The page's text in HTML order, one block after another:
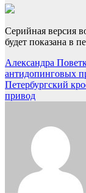
Серийная версия
будет показана в
Навигация
по
записям
Александра
антидопинговых
Петербургский
привод